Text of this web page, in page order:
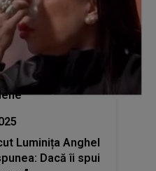
Luminița Anghel
Dacă îi spui